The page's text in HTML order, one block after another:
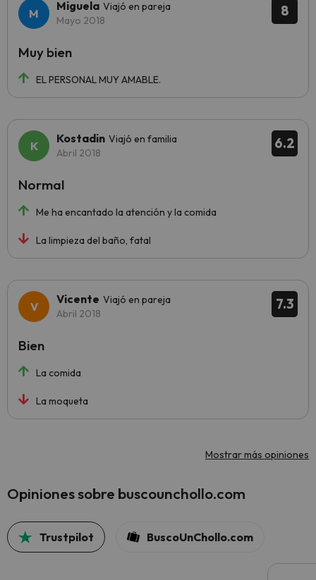
8
Miguela Viajó en pareja
Mayo 2018
EL PERSONAL MUY AMABLE.
Muy bien
6.2
Kostadin Viajó en familia
Abril 2018
Me ha encantado la atención y la comida
La limpieza del baño, fatal
Normal
7.3
Vicente Viajó en pareja
Abril 2018
La comida
La moqueta
Bien
Mostrar más opiniones
Opiniones sobre buscounchollo.com
Trustpilot BuscoUnChollo.com